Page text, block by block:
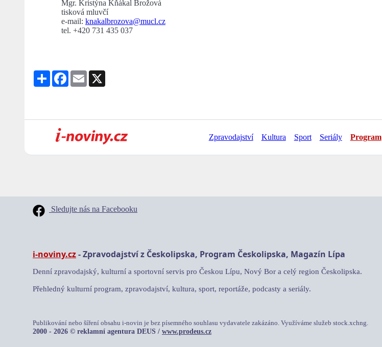
Mgr. Kristýna Kňákal Brožová
tisková mluvčí
e-mail: knakalbrozova@mucl.cz
tel. +420 731 435 037
Share Facebook
Email
Zpravodajství Kultura Sport Seriály Program
Sledujte nás na Facebooku
i-noviny.cz- Zpravodajství z Českolipska, Program Českolipska, Magazín Lípa
Denní zpravodajský, kulturní a sportovní servis pro Českou Lípu, Nový Bor a celý region Českolipska.
Přehledný kulturní program, zpravodajství, kultura, sport, reportáže, podcasty a seriály.
Publikování nebo šíření obsahu i-novin je bez písemného souhlasu vydavatele zakázáno. Využíváme služeb stock.xchng.
2000 - 2026 © reklamní agentura DEUS / www.prodeus.cz